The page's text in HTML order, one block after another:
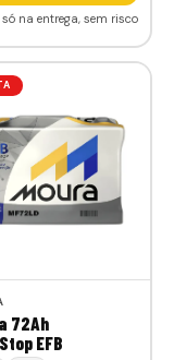
só na entrega, sem risco
72Ah
EFB